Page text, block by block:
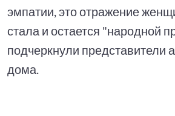
эмпатии, это отражение
стала и остается "народной
подчеркнули представители
дома.